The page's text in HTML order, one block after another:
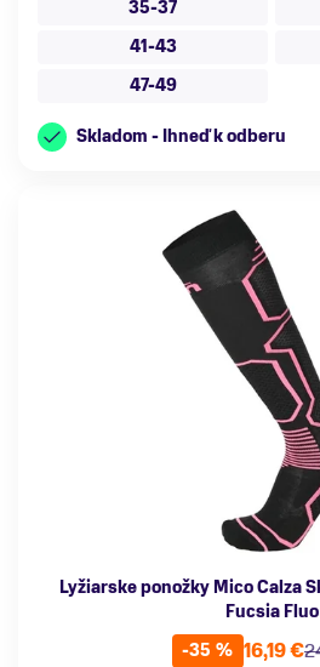
35-37
41-43
47-49
Skladom - Ihneď k odberu
Lyžiarske ponožky Mico Calza
Fucsia Fluo
-35 % 16,19 €